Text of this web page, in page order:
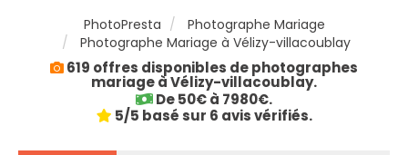
PhotoPresta
Photographe Mariage
Photographe Mariage à Vélizy-villacoublay
619 offres disponibles de photographes
mariage à Vélizy-villacoublay.
De 50€ à 7980€.
5/5 basé sur 6 avis vérifiés.